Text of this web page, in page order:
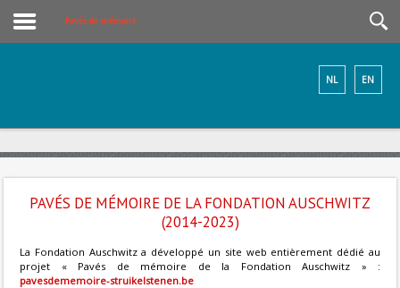
Pavés de mémoire
EN
NL
PAVÉS DE MÉMOIRE DE LA FONDATION AUSCHWITZ
(2014-2023)
La Fondation Auschwitz a développé un site web entièrement dédié au
projet « Pavés de mémoire de la Fondation Auschwitz » :
pavesdememoire-struikelstenen.be